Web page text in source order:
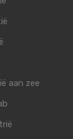
aan zee